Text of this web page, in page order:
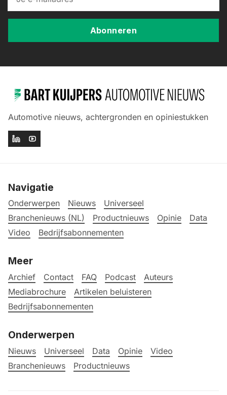
Abonneren
Automotive nieuws, achtergronden en opiniestukken
Navigatie
Onderwerpen Nieuws
Universeel
Branchenieuws (NL)
Productnieuws Opinie
Data
Video
Bedrijfsabonnementen
Meer
Archief Contact FAQ Podcast
Auteurs
Mediabrochure
Artikelen beluisteren
Bedrijfsabonnementen
Onderwerpen
Nieuws Universeel Data Opinie
Video
Branchenieuws
Productnieuws